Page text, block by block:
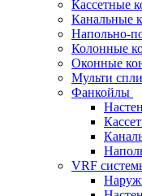
Кассетные
Канальные
Напольно-
Колонные
Оконные
Мульти
Фанкойлы
VRF